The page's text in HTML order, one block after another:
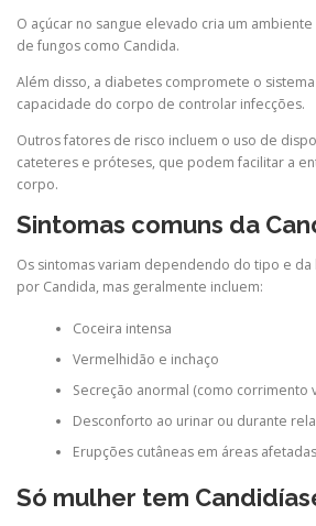
O açúcar no sangue elevado cria um
de fungos como Candida.
Além disso, a diabetes compromete o
capacidade do corpo de controlar infecções.
Outros fatores de risco incluem o uso de
cateteres e próteses, que podem facilitar a
corpo.
Sintomas comuns da
Os sintomas variam dependendo do tipo e da
por Candida, mas geralmente incluem:
Coceira intensa
Vermelhidão e inchaço
Secreção anormal (como corrimento
Desconforto ao urinar ou durante
Erupções cutâneas em áreas afetadas
Só mulher tem